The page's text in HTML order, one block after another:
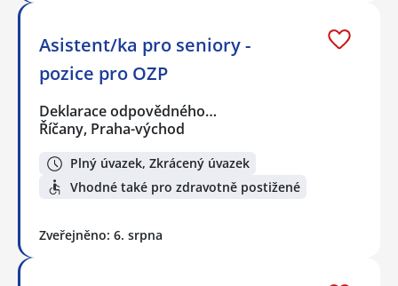
Asistent/ka pro seniory -
pozice pro OZP
Deklarace odpovědného…
Říčany, Praha-východ
Plný úvazek, Zkrácený úvazek
Vhodné také pro zdravotně postižené
Zveřejněno: 6. srpna